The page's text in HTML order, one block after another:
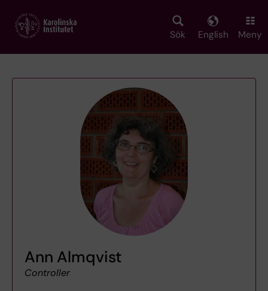
main
Sök English Meny
Ann Almqvist
Controller